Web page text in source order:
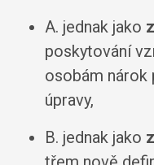
A. jednak jako
poskytování
osobám nárok
úpravy,
B. jednak jako